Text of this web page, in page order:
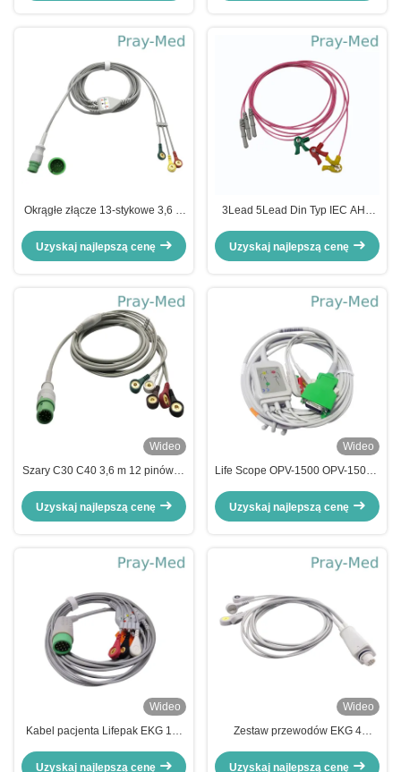
Okrągłe złącze 13-stykowe 3,6 m
D500
Uzyskaj najlepszą cenę
3Lead 5Lead Din Typ IEC AHA
Leadwire
Uzyskaj najlepszą cenę
Wideo
Szary C30 C40 3,6 m 12 pinów 5-
Comen
Uzyskaj najlepszą cenę
Wideo
Life Scope OPV-1500 OPV-1500K
Kohden DB 20-stykowe złącze
Uzyskaj najlepszą cenę
Wideo
Kabel pacjenta Lifepak EKG 12-
000029
Uzyskaj najlepszą cenę
Wideo
Zestaw przewodów EKG 4
Denshi dla LX-7120 7230N
Uzyskaj najlepszą cenę